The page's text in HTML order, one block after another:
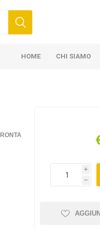
HOME CHI SIAMO
i
h